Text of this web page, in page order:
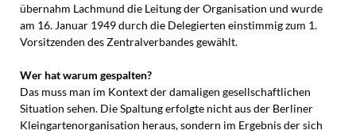
übernahm Lachmund die Leitung der Organisation und wurde
am 16. Januar 1949 durch die Delegierten einstimmig zum 1.
Vorsitzenden des Zentralverbandes gewählt.
Wer hat warum gespalten?
Das muss man im Kontext der damaligen gesellschaftlichen
Situation sehen. Die Spaltung erfolgte nicht aus der Berliner
Kleingartenorganisation heraus, sondern im Ergebnis der sich